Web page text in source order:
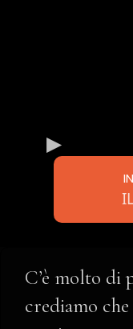
C’è molto di
crediamo che